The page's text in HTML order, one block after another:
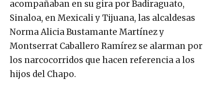
acompañaban en su gira por Badiraguato,
Sinaloa, en Mexicali y Tijuana, las alcaldesas
Norma Alicia Bustamante Martínez y
Montserrat Caballero Ramírez se alarman por
los narcocorridos que hacen referencia a los
hijos del Chapo.